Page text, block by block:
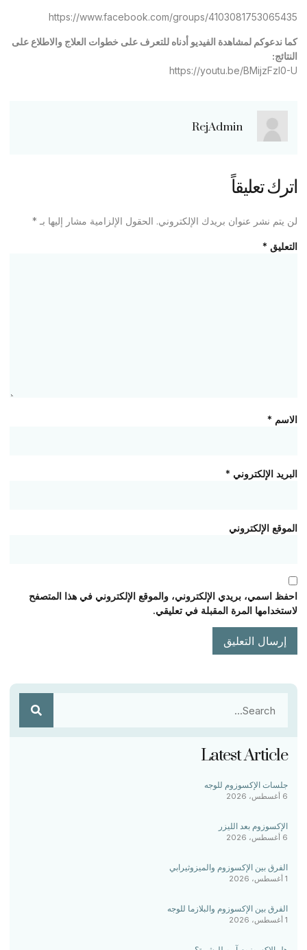
https://www.facebook.com/groups/
ندعوكم لمشاهدة الفيديو أدناه للتعرف على خطوات العلاج والاطلاع على
https://youtu.be/
RejAdmin
تعليقاً
يتم نشر عنوان بريدك الإلكتروني. الحقول الإلزامية مشار إليها بـ*
*
*
الإلكتروني*
الإلكتروني
اسمي، بريدي الإلكتروني، والموقع الإلكتروني في هذا المتصفح
المرة المقبلة في تعليقي.
Latest Article
جلسات الإكسوزوم للوجه
الإكسوزوم بعد الليزر
الفرق بين الإكسوزوم والميزوثيرابي
الفرق بين الإكسوزوم والبلازما للوجه